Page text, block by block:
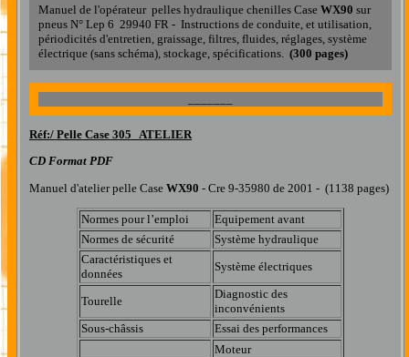
Manuel de l'opérateur pelles hydraulique chenilles Case WX90 sur
pneus N° Lep 6 29940 FR - Instructions de conduite, et utilisation,
périodicités d'entretien, graissage, filtres, fluides, réglages, système
électrique (sans schéma), stockage, spécifications. (300 pages)
Réf:/ Pelle Case 305 ATELIER
CD Format PDF
Manuel d'atelier pelle Case WX90 - Cre 9-35980 de 2001 - (1138 pages)
Normes pour l’emploi
Equipement avant
Normes de sécurité
Système hydraulique
Caractéristiques et
données
Système électriques
Tourelle
Diagnostic des
inconvénients
Sous-châssis
Essai des performances
Moteur